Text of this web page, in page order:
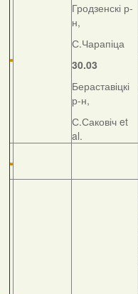
Гродзенскі р-
н,
С.Чарапіца
30.03
Бераставіцкі
р-н,
С.Саковіч et
al.